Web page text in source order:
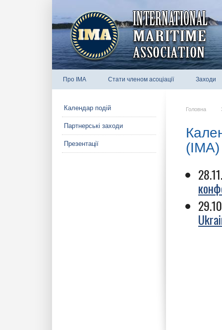
Про IMA Стати членом асоціації Заходи
Календар подій
Партнерські заходи
Презентації
Головна
(IMA)